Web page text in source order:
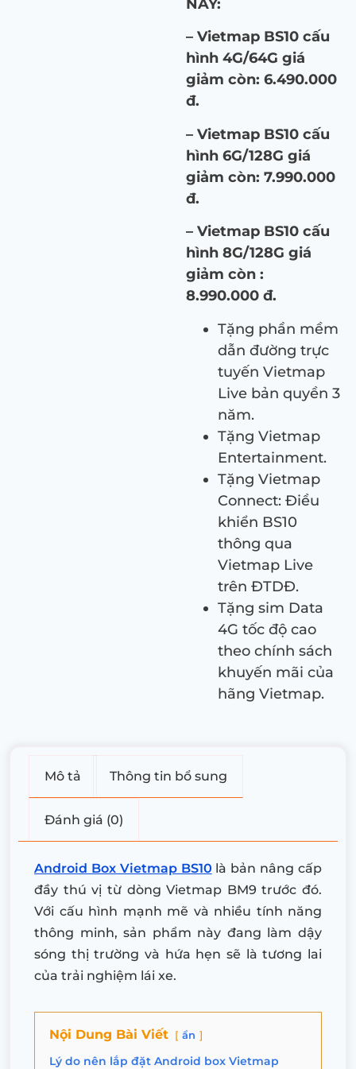
NAY:
– Vietmap BS10 cấu
hình 4G/64G giá
giảm còn: 6.490.000
đ.
– Vietmap BS10 cấu
hình 6G/128G giá
giảm còn: 7.990.000
đ.
– Vietmap BS10 cấu
hình 8G/128G giá
giảm còn :
8.990.000 đ.
Tặng phần mềm
dẫn đường trực
tuyến Vietmap
Live bản quyền 3
năm.
Tặng Vietmap
Entertainment.
Tặng Vietmap
Connect: Điều
khiển BS10
thông qua
Vietmap Live
trên ĐTDĐ.
Tặng sim Data
4G tốc độ cao
theo chính sách
khuyến mãi của
hãng Vietmap.
Mô tả Thông tin bổ sung
Đánh giá (0)
Android Box Vietmap BS10 là bản nâng cấp
đầy thú vị từ dòng Vietmap BM9 trước đó.
Với cấu hình mạnh mẽ và nhiều tính năng
thông minh, sản phẩm này đang làm dậy
sóng thị trường và hứa hẹn sẽ là tương lai
của trải nghiệm lái xe.
Nội Dung Bài Viết ẩn
Lý do nên lắp đặt Android box Vietmap